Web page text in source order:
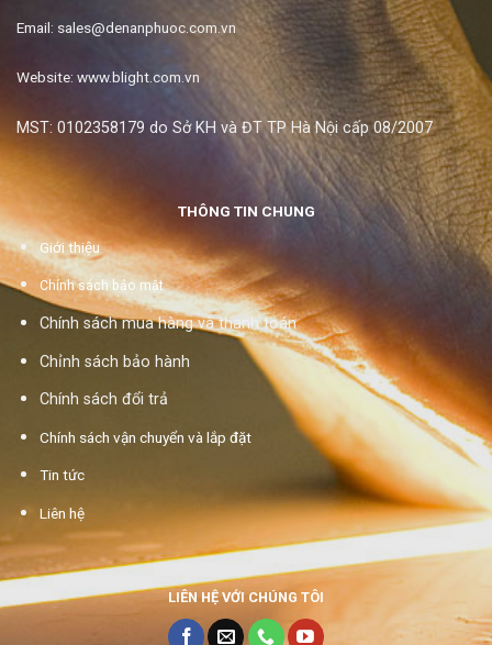
Email: sales@denanphuoc.com.vn
Website: www.blight.com.vn
MST: 0102358179 do Sở KH và ĐT TP Hà Nội cấp 08/2007
THÔNG TIN CHUNG
Giới thiệu
Chính sách bảo mật
Chính sách mua hàng và thanh toán
Chỉnh sách bảo hành
Chính sách đổi trả
Chính sách vận chuyển và lắp đặt
Tin tức
Liên hệ
LIÊN HỆ VỚI CHÚNG TÔI